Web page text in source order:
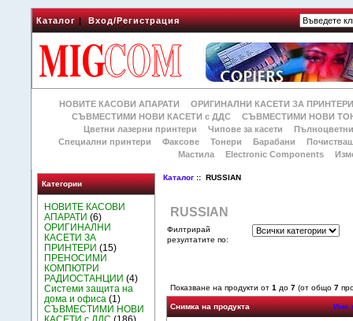
Каталог|Вход/Регистрация
НОВИТЕ КАСОВИ АПАРАТИ
ОРИГИНАЛНИ КАСЕТИ ЗА
СЪВМЕСТИМИ НОВИ КАСЕТИ с ДДС
СЪВМЕСТИМИ НОВИ
Цветни лазерни принтери
Чипове за касети
Специални принтери
Факсове Тонери Барабани
Мастила
Electronic Components
Категории
НОВИТЕ КАСОВИ
АПАРАТИ (6)
ОРИГИНАЛНИ
КАСЕТИ ЗА
ПРИНТЕРИ (15)
ПРЕНОСИМИ
КОМПЮТРИ
РАДИОСТАНЦИИ (4)
Системи защита на
дома и офиса (1)
СЪВМЕСТИМИ НОВИ
Каталог :: RUSSIAN
RUSSIAN
Филтрирай
резултатите по:
Показване на продукти от 1 до 7(от общо 7
Снимка на продукта Име